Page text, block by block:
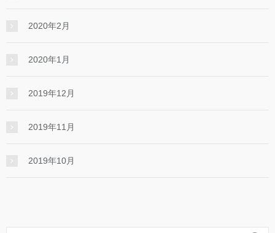
2020年2月
2020年1月
2019年12月
2019年11月
2019年10月